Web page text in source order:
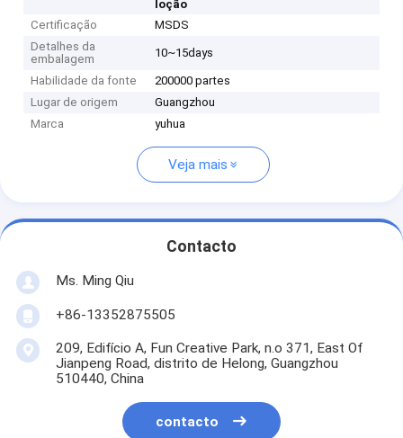
loção
Certificação
MSDS
Detalhes da
embalagem
10~15days
Habilidade da fonte
200000 partes
Lugar de origem
Guangzhou
Marca
yuhua
Veja mais
Contacto
Ms. Ming Qiu
+86-13352875505
209, Edifício A, Fun Creative Park, n.o 371, East Of
Jianpeng Road, distrito de Helong, Guangzhou
510440, China
contacto